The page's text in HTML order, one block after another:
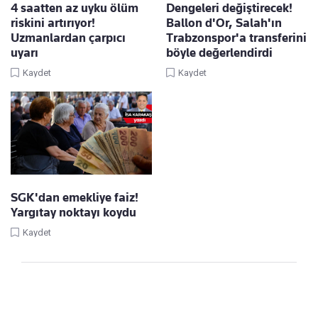
4 saatten az uyku ölüm
riskini artırıyor!
Uzmanlardan çarpıcı
uyarı
Kaydet
Dengeleri değiştirecek!
Ballon d'Or, Salah'ın
Trabzonspor'a transferini
böyle değerlendirdi
Kaydet
SGK'dan emekliye faiz!
Yargıtay noktayı koydu
Kaydet